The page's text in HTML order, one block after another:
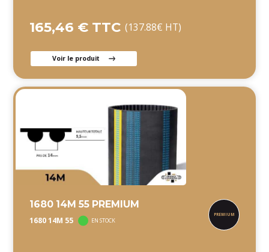
165,46 € TTC (137.88€ HT)
Voir le produit
1680 14M 55 PREMIUM
1680 14M 55 EN STOCK